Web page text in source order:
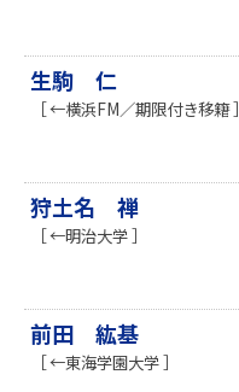
生駒 仁
［ ←横浜FM／期限付き移籍 ］
狩土名 禅
［ ←明治大学 ］
前田 紘基
［ ←東海学園大学 ］